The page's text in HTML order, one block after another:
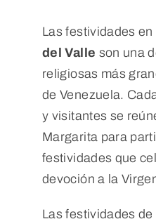
Las festividades
del Valle son una
religiosas más
de Venezuela.
y visitantes se
Margarita para
festividades que
devoción a la
Las festividades